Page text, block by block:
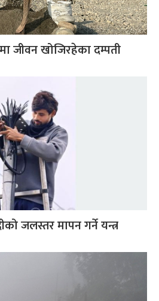
जीवन खोजिरहेका दम्पती
जलस्तर मापन गर्ने यन्त्र